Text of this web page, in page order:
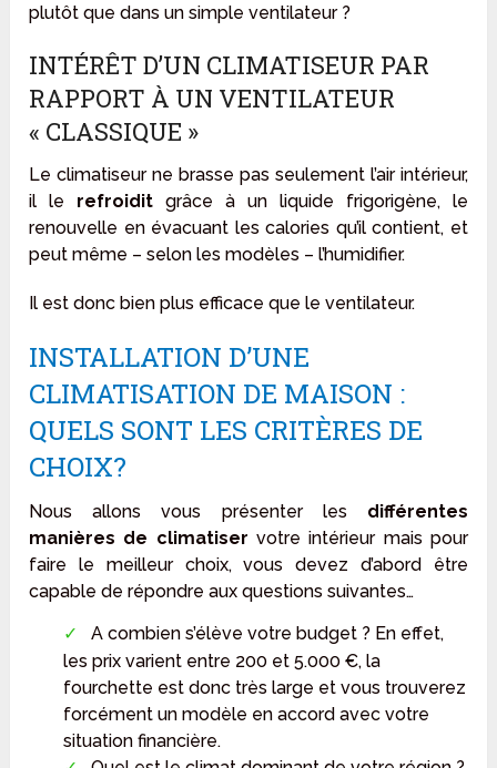
plutôt que dans un simple ventilateur ?
INTÉRÊT D’UN CLIMATISEUR PAR
RAPPORT À UN VENTILATEUR
« CLASSIQUE »
Le climatiseur ne brasse pas seulement l’air intérieur,
il le refroiditgrâce à un liquide frigorigène, le
renouvelle en évacuant les calories qu’il contient, et
peut même – selon les modèles – l’humidifier.
Il est donc bien plus efficace que le ventilateur.
INSTALLATION D’UNE
CLIMATISATION DE MAISON :
QUELS SONT LES CRITÈRES DE
CHOIX?
Nous allons vous présenter les différentes
manières de climatiser votre intérieur mais pour
faire le meilleur choix, vous devez d’abord être
capable de répondre aux questions suivantes…
A combien s’élève votre budget ? En effet,
les prix varient entre 200 et 5.000 €, la
fourchette est donc très large et vous trouverez
forcément un modèle en accord avec votre
situation financière.